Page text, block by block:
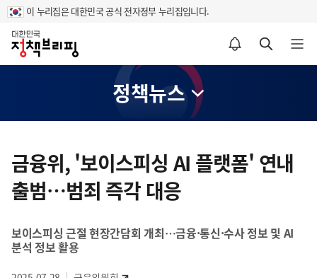
이 누리집은 대한민국 공식 전자정부 누리집입니다.
홈
알림설정 바로가기 검색 바로가기 메뉴 열기
정책뉴스
텐
츠
영
금융위, '보이스피싱 AI 플랫폼' 연내
출범…범죄 즉각 대응
보이스피싱 근절 현장간담회 개최…금융·통신·수사 정보 및 AI
분석 정보 활용